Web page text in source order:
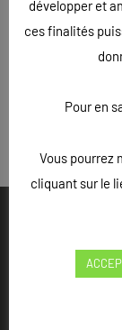
meilleures
Ouvert du lundi
Hôtel
développer et
ces finalités
Pour en
Vous pourrez
cliquant sur le